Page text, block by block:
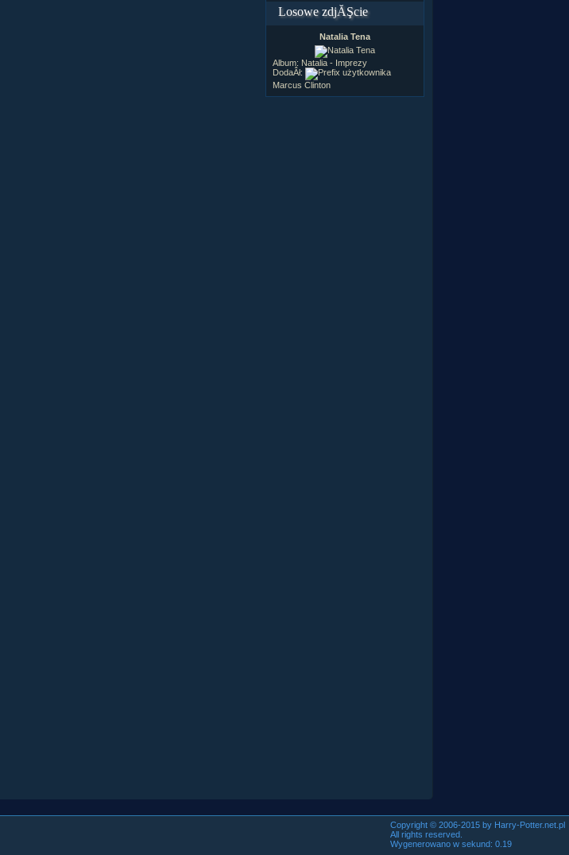
Losowe zdjĂŞcie
Natalia Tena
Album: Natalia - Imprezy
DodaÂł:
Marcus Clinton
Copyright © 2006-2015 by Harry-Potter.net.pl
All rights reserved.
Wygenerowano w sekund: 0.19